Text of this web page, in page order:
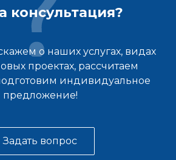
консультация?
о наших услугах, видах
проектах, рассчитаем
индивидуальное
предложение!
Задать вопрос